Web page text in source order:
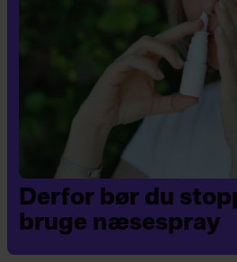
Derfor bør du
bruge næsespray